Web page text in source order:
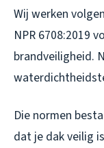
Wij werken
NPR 6708:2019
brandveiligheid.
Die normen
dat je dak veilig